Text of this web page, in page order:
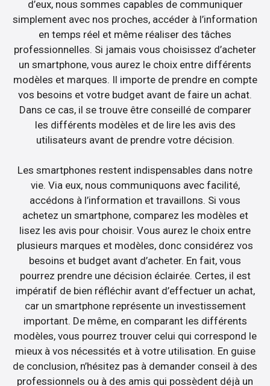
d’eux, nous sommes capables de communiquer
simplement avec nos proches, accéder à l’information
en temps réel et même réaliser des tâches
professionnelles. Si jamais vous choisissez d’acheter
un smartphone, vous aurez le choix entre différents
modèles et marques. Il importe de prendre en compte
vos besoins et votre budget avant de faire un achat.
Dans ce cas, il se trouve être conseillé de comparer
les différents modèles et de lire les avis des
utilisateurs avant de prendre votre décision.
Les smartphones restent indispensables dans notre
vie. Via eux, nous communiquons avec facilité,
accédons à l’information et travaillons. Si vous
achetez un smartphone, comparez les modèles et
lisez les avis pour choisir. Vous aurez le choix entre
plusieurs marques et modèles, donc considérez vos
besoins et budget avant d’acheter. En fait, vous
pourrez prendre une décision éclairée. Certes, il est
impératif de bien réfléchir avant d’effectuer un achat,
car un smartphone représente un investissement
important. De même, en comparant les différents
modèles, vous pourrez trouver celui qui correspond le
mieux à vos nécessités et à votre utilisation. En guise
de conclusion, n’hésitez pas à demander conseil à des
professionnels ou à des amis qui possèdent déjà un